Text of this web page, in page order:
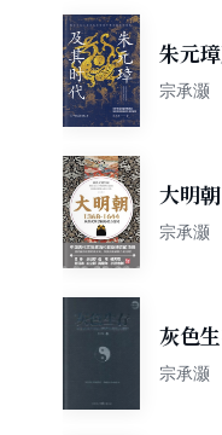
朱元
武时
宗承灏
大明
洪武
宗承灏
灰色
宗承灏